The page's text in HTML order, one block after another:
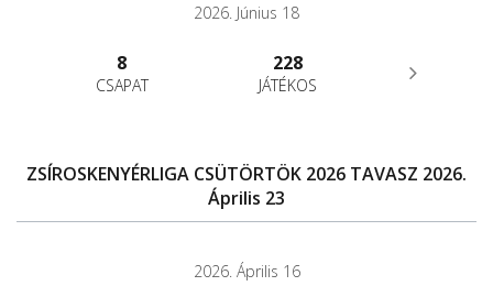
2026. Június 18
8
CSAPAT
228
JÁTÉKOS
ZSÍROSKENYÉRLIGA CSÜTÖRTÖK 2026 TAVASZ 2026.
Április 23
2026. Április 16